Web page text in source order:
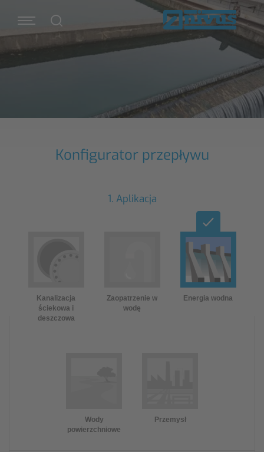
Konfigurator przepływu
1. Aplikacja
Kanalizacja
ściekowa i
deszczowa
Zaopatrzenie w
wodę
Energia wodna
Wody
powierzchniowe
Przemysł